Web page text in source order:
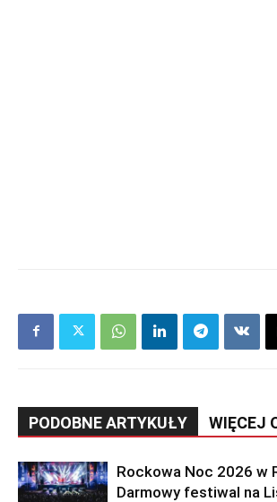
PODOBNE ARTYKUŁY WIĘCEJ
Rockowa Noc 2026 w
Darmowy festiwal na